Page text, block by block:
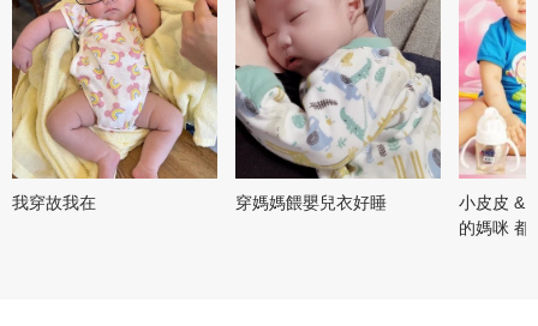
我穿故我在 穿媽媽餵嬰兒衣好睡
小皮皮 &
的媽咪 都